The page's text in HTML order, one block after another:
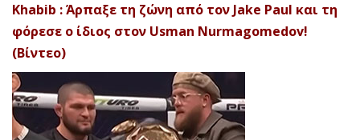
Khabib : Άρπαξε τη ζώνη από τον Jake Paul και τη
φόρεσε ο ίδιος στον Usman Nurmagomedov!
(Βίντεο)